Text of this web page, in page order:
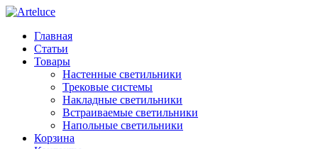
Главная
Статьи
Товары
Настенные светильники
Трековые системы
Накладные светильники
Встраиваемые светильники
Напольные светильники
Корзина